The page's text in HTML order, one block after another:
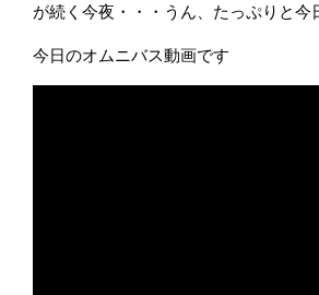
が続く今夜・・・うん、たっぷりと
今日のオムニバス動画です